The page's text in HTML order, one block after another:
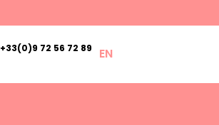
+33(0)9 72 56 72 89 EN